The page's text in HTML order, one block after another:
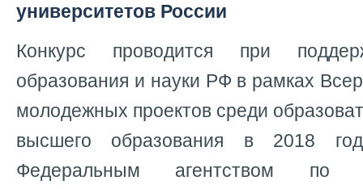
университетов России
Конкурс проводится при
образования и науки РФ в рамках
молодежных проектов среди
высшего образования в 2018
Федеральным агентством по